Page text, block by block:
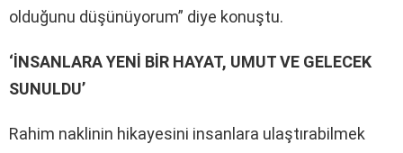
olduğunu düşünüyorum” diye konuştu.
‘İNSANLARA YENİ BİR HAYAT, UMUT VE GELECEK
SUNULDU’
Rahim naklinin hikayesini insanlara ulaştırabilmek